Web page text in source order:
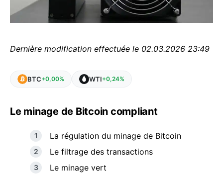
Dernière modification effectuée le 02.03.2026 23:49
BTC+0,00% WTI+0,24%
Le minage de Bitcoin compliant
La régulation du minage de Bitcoin
Le filtrage des transactions
Le minage vert